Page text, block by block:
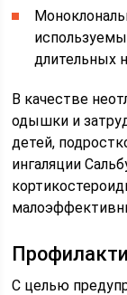
длительных
В качестве
одышки и
детей,
ингаляции
С целью